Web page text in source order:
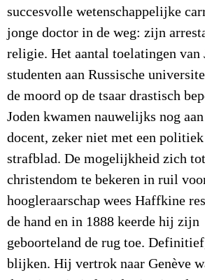
succesvolle wetenschappelijke
jonge doctor in de weg: zijn
religie. Het aantal toelatingen van
studenten aan Russische
de moord op de tsaar drastisch
Joden kwamen nauwelijks nog
docent, zeker niet met een
strafblad. De mogelijkheid zich
christendom te bekeren in ruil
hoogleraarschap wees Haffkine
de hand en in 1888 keerde hij zijn
geboorteland de rug toe.
blijken. Hij vertrok naar Genève